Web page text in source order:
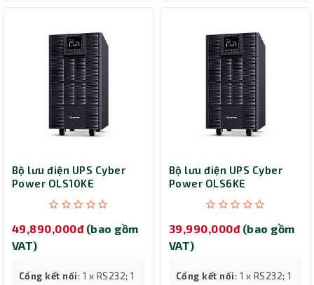
Bộ lưu điện UPS Cyber
Power OLS10KE
49,890,000đ (bao gồm
VAT)
Cổng kết nối: 1 x RS232; 1
Bộ lưu điện UPS Cyber
Power OLS6KE
39,990,000đ (bao gồm
VAT)
Cổng kết nối: 1 x RS232; 1